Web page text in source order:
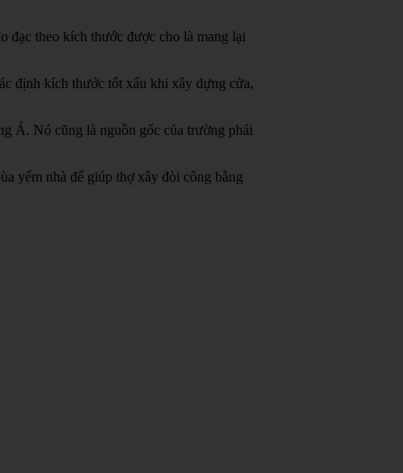
đạc theo kích thước được cho là mang lại
định kích thước tốt xấu khi xây dựng cửa,
Á. Nó cũng là nguồn gốc của trường phái
yểm nhà để giúp thợ xây đòi công bằng